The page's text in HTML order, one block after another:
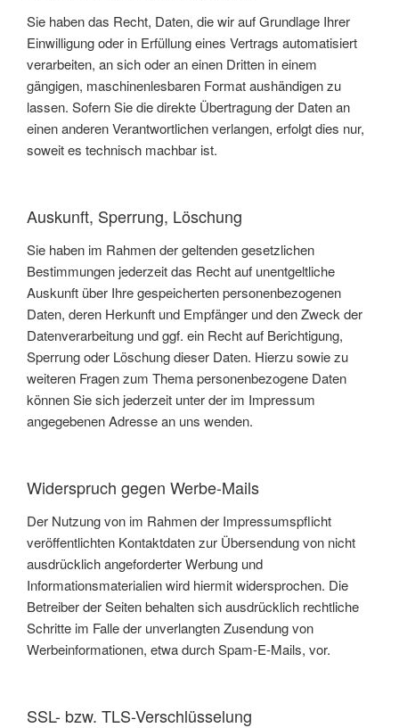
Sie haben das Recht, Daten, die wir auf Grundlage Ihrer
Einwilligung oder in Erfüllung eines Vertrags automatisiert
verarbeiten, an sich oder an einen Dritten in einem
gängigen, maschinenlesbaren Format aushändigen zu
lassen. Sofern Sie die direkte Übertragung der Daten an
einen anderen Verantwortlichen verlangen, erfolgt dies nur,
soweit es technisch machbar ist.
Auskunft, Sperrung, Löschung
Sie haben im Rahmen der geltenden gesetzlichen
Bestimmungen jederzeit das Recht auf unentgeltliche
Auskunft über Ihre gespeicherten personenbezogenen
Daten, deren Herkunft und Empfänger und den Zweck der
Datenverarbeitung und ggf. ein Recht auf Berichtigung,
Sperrung oder Löschung dieser Daten. Hierzu sowie zu
weiteren Fragen zum Thema personenbezogene Daten
können Sie sich jederzeit unter der im Impressum
angegebenen Adresse an uns wenden.
Widerspruch gegen Werbe-Mails
Der Nutzung von im Rahmen der Impressumspflicht
veröffentlichten Kontaktdaten zur Übersendung von nicht
ausdrücklich angeforderter Werbung und
Informationsmaterialien wird hiermit widersprochen. Die
Betreiber der Seiten behalten sich ausdrücklich rechtliche
Schritte im Falle der unverlangten Zusendung von
Werbeinformationen, etwa durch Spam-E-Mails, vor.
SSL- bzw. TLS-Verschlüsselung